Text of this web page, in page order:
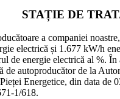
STAȚIE DE
a companiei
electrică și 1.677 kW/h
de energie electrică al %. În
de autoproducător de la
Energetice, din data de
1/618.